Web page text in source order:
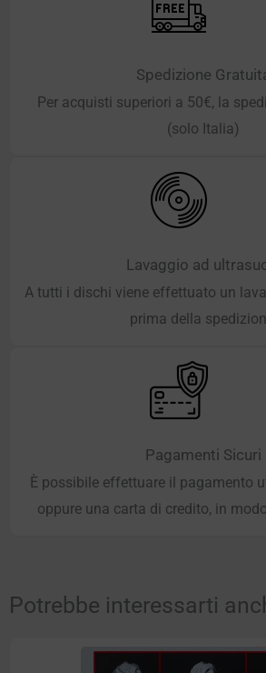
Spedizione
Per acquisti superiori a 50€, la
(solo Italia)
Lavaggio ad
A tutti i dischi viene effettuato un
prima della
Pagamenti Sicuri
È possibile effettuare il pagamento
oppure una carta di credito, in
Potrebbe interessarti